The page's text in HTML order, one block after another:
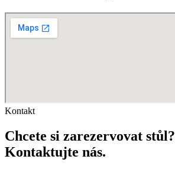
Kontakt
Chcete si zarezervovat stůl?
Kontaktujte nás.